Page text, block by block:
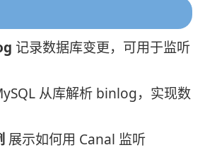
记录数据库变更，可用于监听
从库解析 binlog，实现数
展示如何用 Canal 监听